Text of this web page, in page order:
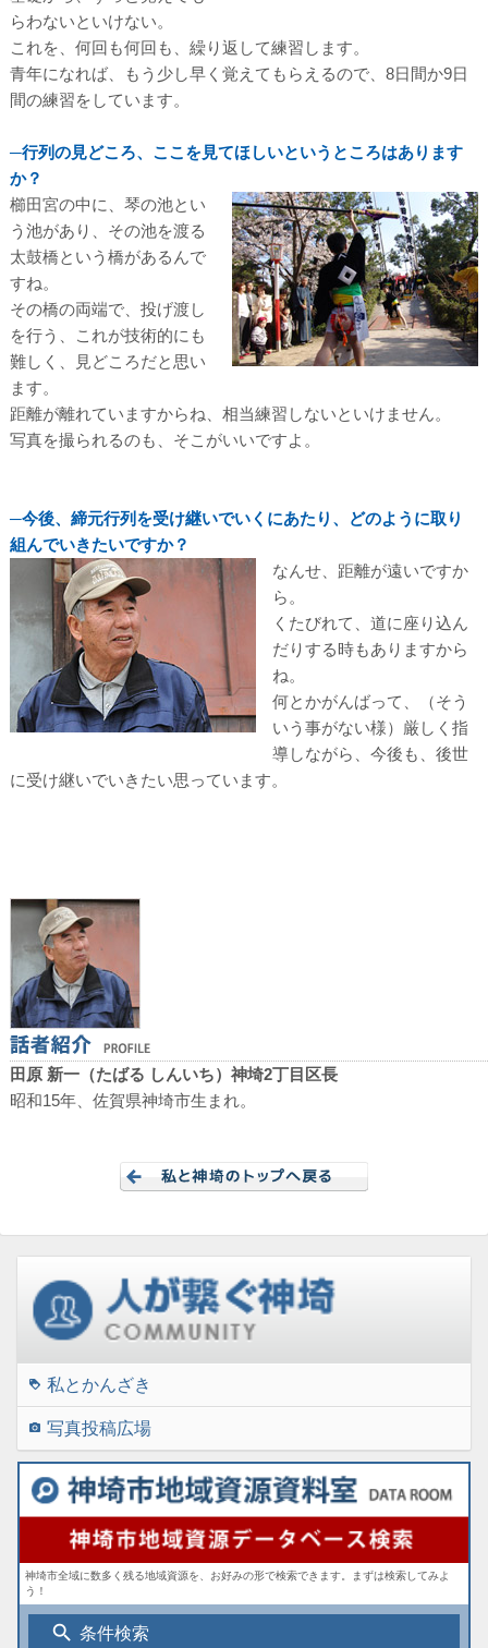
らわないといけない。
これを、何回も何回も、繰り返して練習します。
青年になれば、もう少し早く覚えてもらえるので、8日間か9日
間の練習をしています。
─行列の見どころ、ここを見てほしいというところはあります
か？
櫛田宮の中に、琴の池とい
う池があり、その池を渡る
太鼓橋という橋があるんで
すね。
その橋の両端で、投げ渡し
を行う、これが技術的にも
難しく、見どころだと思い
ます。
距離が離れていますからね、相当練習しないといけません。
写真を撮られるのも、そこがいいですよ。
─今後、締元行列を受け継いでいくにあたり、どのように取り
組んでいきたいですか？
なんせ、距離が遠いですか
ら。
くたびれて、道に座り込ん
だりする時もありますから
ね。
何とかがんばって、（そう
いう事がない様）厳しく指
導しながら、今後も、後世
に受け継いでいきたい思っています。
田原 新一（たばる しんいち）神埼2丁目区長
昭和15年、佐賀県神埼市生まれ。
loyalty 私とかんざき
photo_camera 写真投稿広場
神埼市全域に数多く残る地域資源を、お好みの形で検索できます。まずは検索してみよ
う！
search 条件検索